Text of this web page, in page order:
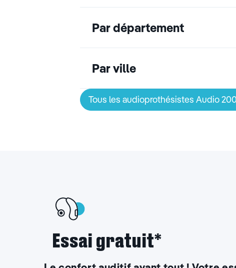
Par département
Par ville
Tous les audioprothésistes Audio
Essai gratuit*